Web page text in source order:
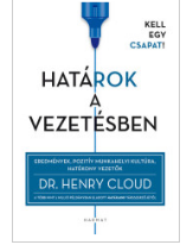
STAR WARS
AKCIÓ
ELŐJEGYEZHETŐ
NÉPSZERŰ KÖNYVEK